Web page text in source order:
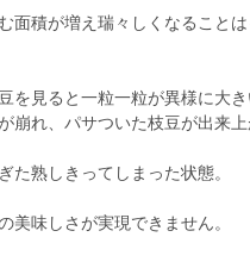
面積が増え瑞々しくなること
を見ると一粒一粒が異様に大
崩れ、パサついた枝豆が出来上
た熟しきってしまった状態。
美味しさが実現できません。